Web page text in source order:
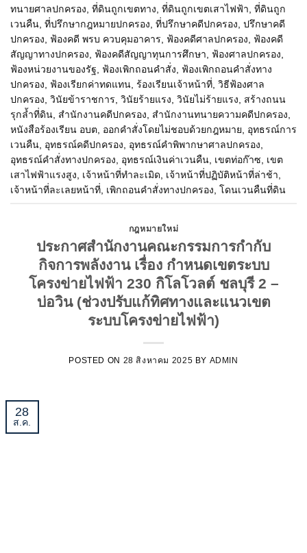
ทนายศาลปกครอง ที่ดินถูกเขตทาง ที่ดินถูกเขตเสาไฟฟ้า ที่ดินถูก
เวนคืน ที่ปรึกษากฎหมายปกครอง ที่ปรึกษาคดีปกครอง ปรึกษาคดี
ปกครอง
ฟ้องคดี พรบ ควบคุมอาคาร ฟ้องคดีศาลปกครอง
ฟ้องคดี
สัญญาทางปกครอง
ฟ้องคดีสัญญาทุนการศึกษา ฟ้องศาลปกครอง
ฟ้องหน่วยงานของรัฐ
ฟ้องเพิกถอนคำสั่ง
ฟ้องเพิกถอนคำสั่งทาง
ปกครอง
ฟ้องเรียกค่าทดแทน ร้องเรียนเจ้าหน้าที่ วิธีฟ้องศาล
ปกครอง วินัยข้าราชการ วินัยร้ายแรง วินัยไม่ร้ายแรง
สร้างถนน
รุกล้ำที่ดิน สำนักงานคดีปกครอง สำนักงานทนายความคดีปกครอง
หนังสือร้องเรียน อบต ออกคำสั่งโดยไม่ชอบด้วยกฎหมาย
อุทธรณ์การ
เวนคืน อุทธรณ์คดีปกครอง อุทธรณ์คำพิพากษาศาลปกครอง
อุทธรณ์คำสั่งทางปกครอง
อุทธรณ์เงินค่าเวนคืน เขตท่อก๊าซ
เขต
เสาไฟฟ้าแรงสูง
เจ้าหน้าที่ทำละเมิด เจ้าหน้าที่ปฏิบัติหน้าที่ล่าช้า
เจ้าหน้าที่ละเลยหน้าที่ เพิกถอนคำสั่งทางปกครอง โดนเวนคืนที่ดิน
กฎหมายใหม่
ประกาศสำนักงานคณะกรรมการกำกับ
กิจการพลังงาน เรื่อง กำหนดเขตระบบ
โครงข่ายไฟฟ้า 230 กิโลโวลต์ ชลบุรี 2 –
บ่อวิน (ช่วงปรับแก้ทิศทางและแนวเขต
ระบบโครงข่ายไฟฟ้า)
POSTED ON 28 สิงหาคม 2025 BY ADMIN
28
ส.ค.